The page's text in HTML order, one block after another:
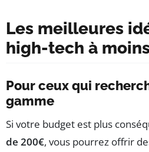
Les meilleures
high-tech à
Pour ceux qui
gamme
Si votre budget est plus
de 200€, vous pourrez offrir